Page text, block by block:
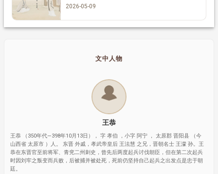
2026-05-09
文中人物
王恭
王恭 （350年代—398年10月13日）， 字 孝伯 ，小字 阿宁 ， 太原郡 晋阳县 （今
山西省 太原市 ）人。 东晋 外戚，孝武帝皇后 王法慧 之兄，晋朝名士 王濛 孙。王
恭在东晋官至前将军、青兖二州刺史，曾先后两度起兵讨伐朝臣，但在第二次起兵
时因刘牢之叛变而兵败，后被捕并被处死，死前仍坚持自己起兵之出发点是忠于朝
廷。